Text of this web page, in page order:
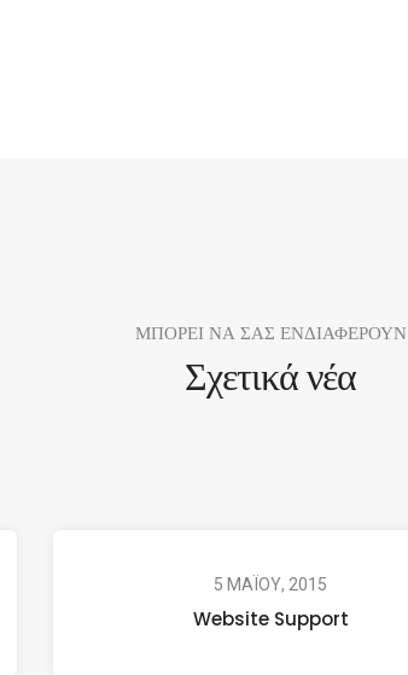
ΜΠΟΡΕΙ ΝΑ ΣΑΣ ΕΝΔΙΑΦΕΡΟΥΝ
Σχετικά νέα
5 ΜΑΪΟΥ, 2015
Website Support